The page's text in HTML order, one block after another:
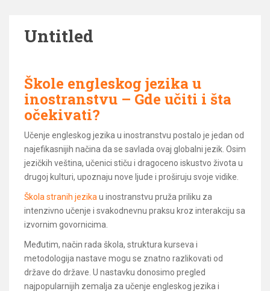
Untitled
Škole engleskog jezika u
inostranstvu – Gde učiti i šta
očekivati?
Učenje engleskog jezika u inostranstvu postalo je jedan od
najefikasnijih načina da se savlada ovaj globalni jezik. Osim
jezičkih veština, učenici stiču i dragoceno iskustvo života u
drugoj kulturi, upoznaju nove ljude i proširuju svoje vidike.
Škola stranih jezika u inostranstvu pruža priliku za
intenzivno učenje i svakodnevnu praksu kroz interakciju sa
izvornim govornicima.
Međutim, način rada škola, struktura kurseva i
metodologija nastave mogu se znatno razlikovati od
države do države. U nastavku donosimo pregled
najpopularnijih zemalja za učenje engleskog jezika i